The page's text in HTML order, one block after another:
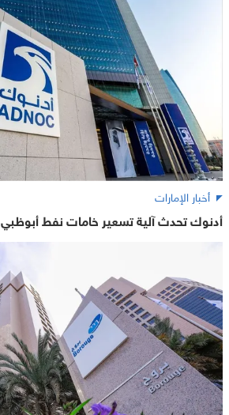
أخبار الإمارات
أدنوك تحدث آلية تسعير خامات نفط أبوظبي